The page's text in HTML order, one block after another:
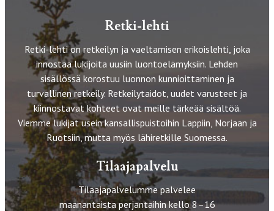
Retki-lehti
Retki-lehti on retkeilyn ja vaeltamisen erikoislehti, joka
innostaa lukijoita uusiin luontoelämyksiin. Lehden
sisällössä korostuu luonnon kunnioittaminen ja
turvallinen retkeily. Retkeilytaidot, uudet varusteet ja
kiinnostavat kohteet ovat meille tärkeää sisältöä.
Viemme lukijat usein kansallispuistoihin Lappiin, Norjaan ja
Ruotsiin, mutta myös lähiretkille Suomessa.
Tilaajapalvelu
Tilaajapalvelumme palvelee
maanantaista perjantaihin kello 8–16